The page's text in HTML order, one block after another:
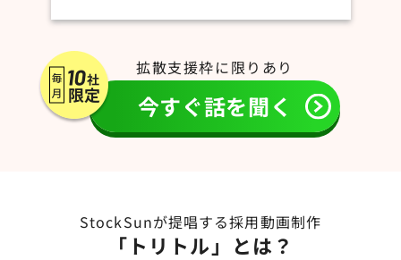
拡散支援枠に限りあり
今すぐ話を聞く
StockSunが提唱する採用動画制作
「トリトル」とは？